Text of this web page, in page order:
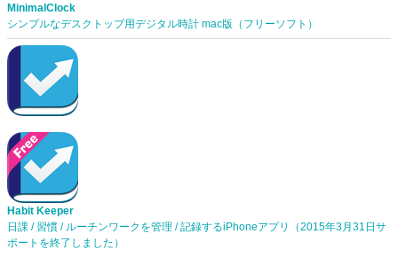
MinimalClock
シンプルなデスクトップ用デジタル時計 mac版（フリーソフト）
Habit Keeper
日課 / 習慣 / ルーチンワークを管理 / 記録するiPhoneアプリ（2015年3月31日サ
ポートを終了しました）